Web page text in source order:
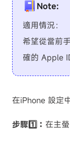
Note:
適用情況：
希望從當前
確的 Apple
在iPhone 設定
步驟1️⃣： 在主